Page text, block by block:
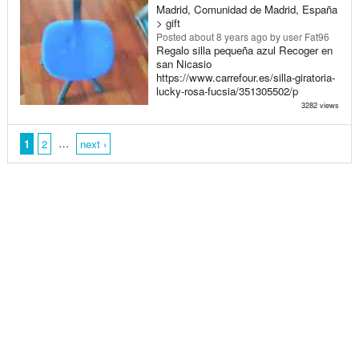
Madrid, Comunidad de Madrid, España
> gift
Posted about 8 years ago by user Fat96
Regalo silla pequeña azul Recoger en
san Nicasio
https://www.carrefour.es/silla-giratoria-
lucky-rosa-fucsia/351305502/p
3282 views
1 2 … next ›